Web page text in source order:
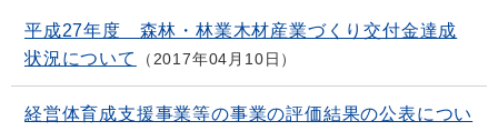
平成27年度 森林・林業木材産業づくり交付金達成
状況について
2017年04月10日
経営体育成支援事業等の事業の評価結果の公表につい